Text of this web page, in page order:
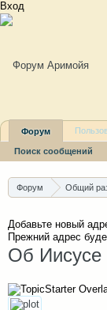
Вход
Форум Общий
Добавьте новый
Прежний адрес
Об Иисусе
Форум
Поиск сообщений